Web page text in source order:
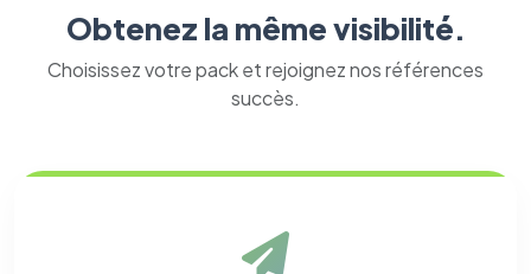
Obtenez la même visibilité.
Choisissez votre pack et rejoignez nos références
succès.